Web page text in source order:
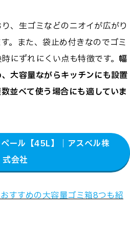
、生ゴミなどのニオイが広がり
。また、袋止め付きなのでゴミ
にずれにくい点も特徴です。 幅
大容量ながらキッチンにも設置
並べて使う場合にも適していま
ール【45L】｜アスベル株
式会社
すすめの大容量ゴミ箱8つも紹